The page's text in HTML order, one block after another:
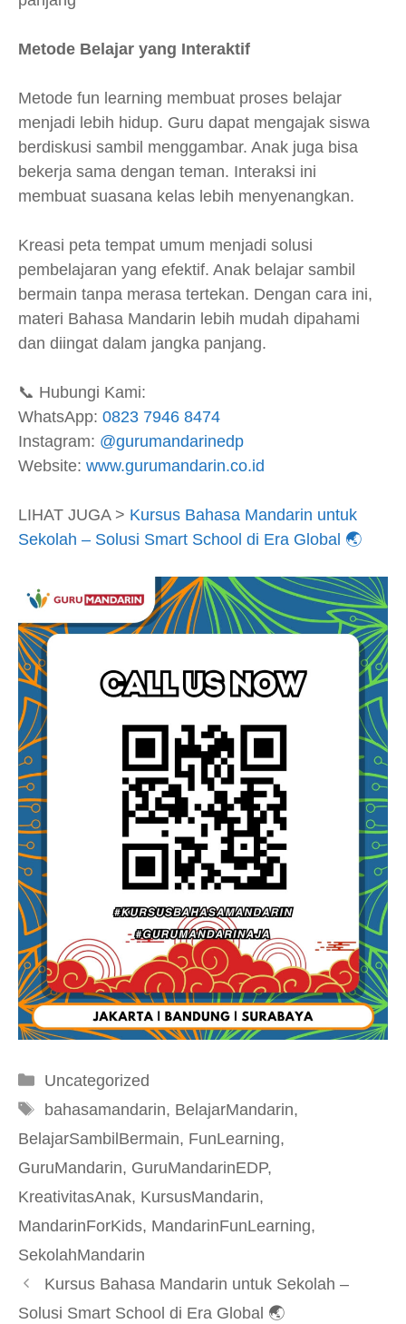
Metode Belajar yang Interaktif
Metode fun learning membuat proses belajar
menjadi lebih hidup. Guru dapat mengajak siswa
berdiskusi sambil menggambar. Anak juga bisa
bekerja sama dengan teman. Interaksi ini
membuat suasana kelas lebih menyenangkan.
Kreasi peta tempat umum menjadi solusi
pembelajaran yang efektif. Anak belajar sambil
bermain tanpa merasa tertekan. Dengan cara ini,
materi Bahasa Mandarin lebih mudah dipahami
dan diingat dalam jangka panjang.
📞 Hubungi Kami:
WhatsApp: 0823 7946 8474
Instagram: @gurumandarinedp
Website: www.gurumandarin.co.id
LIHAT JUGA > Kursus Bahasa Mandarin untuk
Sekolah – Solusi Smart School di Era Global 🌏
Kategori
Uncategorized
Tag
bahasamandarin, BelajarMandarin,
BelajarSambilBermain, FunLearning,
GuruMandarin, GuruMandarinEDP,
KreativitasAnak, KursusMandarin,
MandarinForKids, MandarinFunLearning,
SekolahMandarin
Kursus Bahasa Mandarin untuk Sekolah –
Solusi Smart School di Era Global 🌏